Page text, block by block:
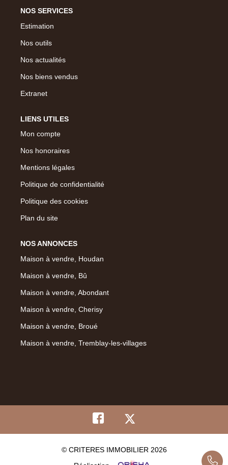
NOS SERVICES
Estimation
Nos outils
Nos actualités
Nos biens vendus
Extranet
LIENS UTILES
Mon compte
Nos honoraires
Mentions légales
Politique de confidentialité
Politique des cookies
Plan du site
NOS ANNONCES
Maison à vendre, Houdan
Maison à vendre, Bû
Maison à vendre, Abondant
Maison à vendre, Cherisy
Maison à vendre, Broué
Maison à vendre, Tremblay-les-villages
© CRITERES IMMOBILIER 2026